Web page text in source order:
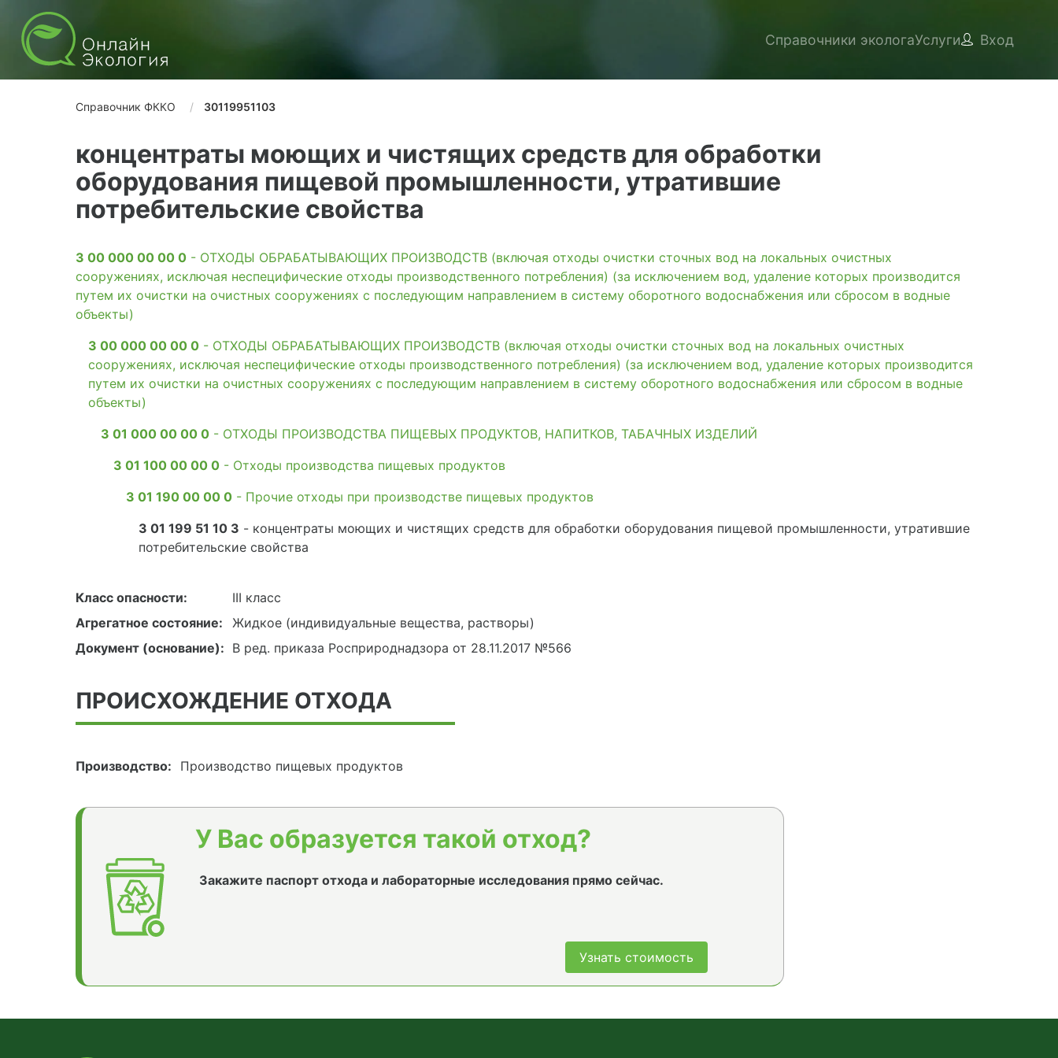
Справочники экологаУслуги Вход
Справочник ФККО 30119951103
концентраты моющих и чистящих средств для обработки
оборудования пищевой промышленности, утратившие
потребительские свойства
3 00 000 00 00 0 - ОТХОДЫ ОБРАБАТЫВАЮЩИХ ПРОИЗВОДСТВ (включая отходы очистки сточных вод на локальных очистных
сооружениях, исключая неспецифические отходы производственного потребления) (за исключением вод, удаление которых производится
путем их очистки на очистных сооружениях с последующим направлением в систему оборотного водоснабжения или сбросом в водные
объекты)
3 00 000 00 00 0 - ОТХОДЫ ОБРАБАТЫВАЮЩИХ ПРОИЗВОДСТВ (включая отходы очистки сточных вод на локальных очистных
сооружениях, исключая неспецифические отходы производственного потребления) (за исключением вод, удаление которых производится
путем их очистки на очистных сооружениях с последующим направлением в систему оборотного водоснабжения или сбросом в водные
объекты)
3 01 000 00 00 0 - ОТХОДЫ ПРОИЗВОДСТВА ПИЩЕВЫХ ПРОДУКТОВ, НАПИТКОВ, ТАБАЧНЫХ ИЗДЕЛИЙ
3 01 100 00 00 0 - Отходы производства пищевых продуктов
3 01 190 00 00 0 - Прочие отходы при производстве пищевых продуктов
3 01 199 51 10 3 - концентраты моющих и чистящих средств для обработки оборудования пищевой промышленности, утратившие
потребительские свойства
Класс опасности:
III класс
Агрегатное состояние:
Жидкое (индивидуальные вещества, растворы)
Документ (основание): В ред. приказа Росприроднадзора от 28.11.2017 №566
ПРОИСХОЖДЕНИЕ ОТХОДА
Производство: Производство пищевых продуктов
У Вас образуется такой отход?
Закажите паспорт отхода и лабораторные исследования прямо сейчас.
Узнать стоимость